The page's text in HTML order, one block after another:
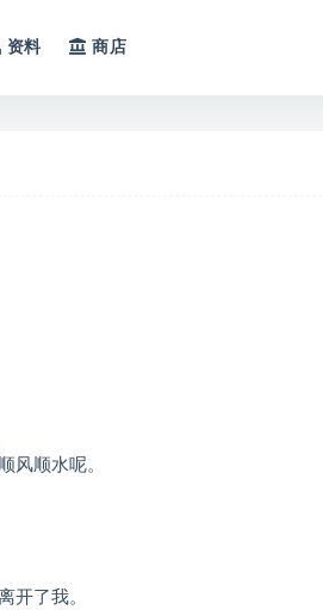
资料 商店
风顺水呢。
开了我。